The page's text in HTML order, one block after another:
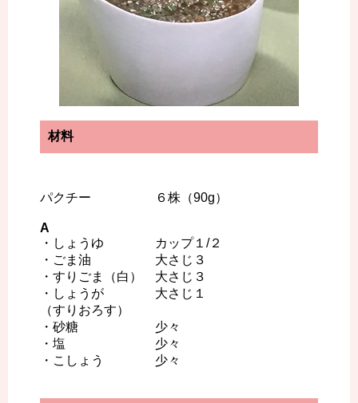
材料
パクチー ６株（90g）
A
・しょうゆ カップ１/２
・ごま油 大さじ３
・すりごま（白） 大さじ３
・しょうが 大さじ１
（すりおろす）
・砂糖 少々
・塩 少々
・こしょう 少々